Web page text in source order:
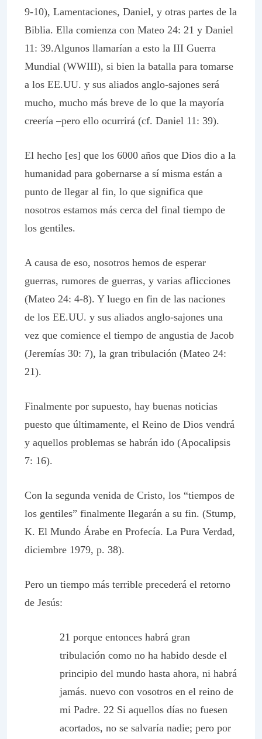
9-10), Lamentaciones, Daniel, y otras partes de la
Biblia. Ella comienza con Mateo 24: 21 y Daniel
11: 39.Algunos llamarían a esto la III Guerra
Mundial (WWIII), si bien la batalla para tomarse
a los EE.UU. y sus aliados anglo-sajones será
mucho, mucho más breve de lo que la mayoría
creería –pero ello ocurrirá (cf. Daniel 11: 39).
El hecho [es] que los 6000 años que Dios dio a la
humanidad para gobernarse a sí misma están a
punto de llegar al fin, lo que significa que
nosotros estamos más cerca del final tiempo de
los gentiles.
A causa de eso, nosotros hemos de esperar
guerras, rumores de guerras, y varias aflicciones
(Mateo 24: 4-8). Y luego en fin de las naciones
de los EE.UU. y sus aliados anglo-sajones una
vez que comience el tiempo de angustia de Jacob
(Jeremías 30: 7), la gran tribulación (Mateo 24:
21).
Finalmente por supuesto, hay buenas noticias
puesto que últimamente, el Reino de Dios vendrá
y aquellos problemas se habrán ido (Apocalipsis
7: 16).
Con la segunda venida de Cristo, los “tiempos de
los gentiles” finalmente llegarán a su fin. (Stump,
K. El Mundo Árabe en Profecía. La Pura Verdad,
diciembre 1979, p. 38).
Pero un tiempo más terrible precederá el retorno
de Jesús:
21 porque entonces habrá gran
tribulación como no ha habido desde el
principio del mundo hasta ahora, ni habrá
jamás. nuevo con vosotros en el reino de
mi Padre. 22 Si aquellos días no fuesen
acortados, no se salvaría nadie; pero por